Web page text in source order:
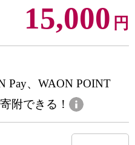
15,000 円
Pay、WAON POINT
附できる！